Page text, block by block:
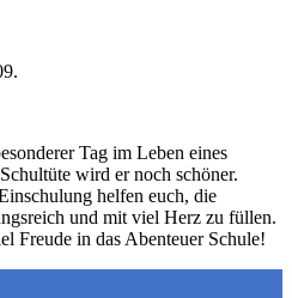
Tag im Leben eines
wird er noch schöner.
helfen euch, die
und mit viel Herz zu füllen.
Freude in das Abenteuer Schule!